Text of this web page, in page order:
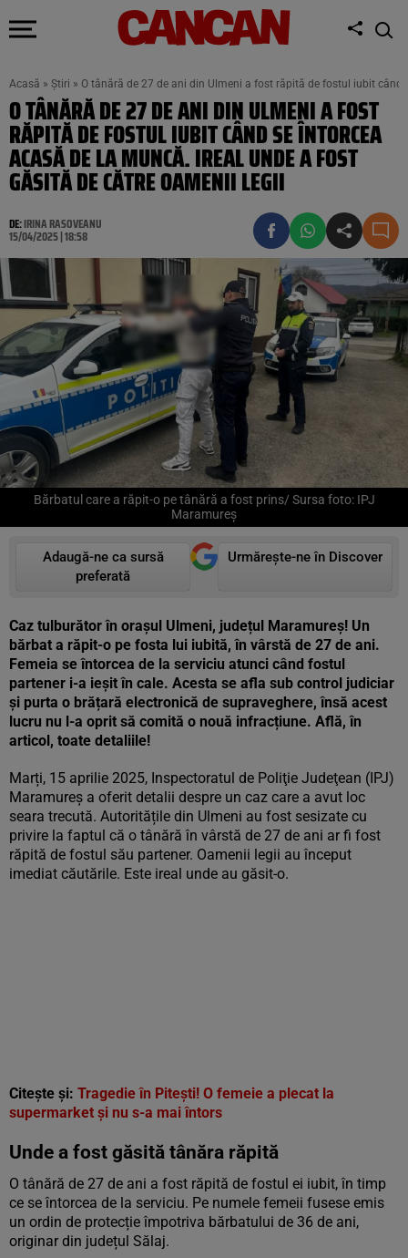
Acasă » Știri » O tânără de 27 de ani din Ulmeni a fost răpită de fostul iubit
O TÂNĂRĂ DE 27 DE ANI DIN ULMENI A FOST
RĂPITĂ DE FOSTUL IUBIT CÂND SE ÎNTORCEA
ACASĂ DE LA MUNCĂ. IREAL UNDE A FOST
GĂSITĂ DE CĂTRE OAMENII LEGII
DE:IRINA RASOVEANU
15/04/2025 | 18:58
Bărbatul care a răpit-o pe tânără a fost prins/ Sursa foto: IPJ
Maramureș
Adaugă-ne ca sursă
preferată
Urmărește-ne în Discover
Caz tulburător în orașul Ulmeni, județul Maramureș! Un
bărbat a răpit-o pe fosta lui iubită, în vârstă de 27 de ani.
Femeia se întorcea de la serviciu atunci când fostul
partener i-a ieșit în cale. Acesta se afla sub control judiciar
și purta o brățară electronică de supraveghere, însă acest
lucru nu l-a oprit să comită o nouă infracțiune. Află, în
articol, toate detaliile!
Marți, 15 aprilie 2025, Inspectoratul de Poliţie Judeţean (IPJ)
Maramureş a oferit detalii despre un caz care a avut loc
seara trecută. Autoritățile din Ulmeni au fost sesizate cu
privire la faptul că o tânără în vârstă de 27 de ani ar fi fost
răpită de fostul său partener. Oamenii legii au început
imediat căutările. Este ireal unde au găsit-o.
Citește și: Tragedie în Pitești! O femeie a plecat la
supermarket și nu s-a mai întors
Unde a fost găsită tânăra răpită
O tânără de 27 de ani a fost răpită de fostul ei iubit, în timp
ce se întorcea de la serviciu. Pe numele femeii fusese emis
un ordin de protecție împotriva bărbatului de 36 de ani,
originar din județul Sălaj.